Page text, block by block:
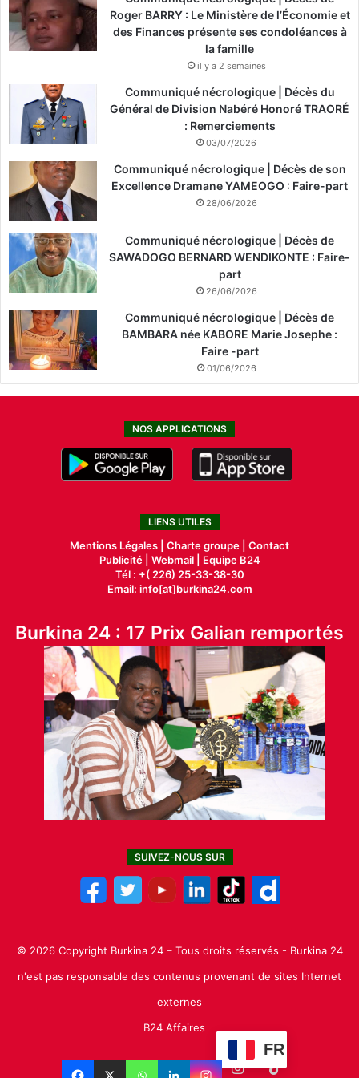
Roger BARRY : Le Ministère de l’Économie et
des Finances présente ses condoléances à
la famille
il y a 2 semaines
Communiqué nécrologique | Décès du
Général de Division Nabéré Honoré TRAORÉ
: Remerciements
03/07/2026
Communiqué nécrologique | Décès de son
Excellence Dramane YAMEOGO : Faire-part
28/06/2026
Communiqué nécrologique | Décès de
SAWADOGO BERNARD WENDIKONTE : Faire-
part
26/06/2026
Communiqué nécrologique | Décès de
BAMBARA née KABORE Marie Josephe :
Faire -part
01/06/2026
NOS APPLICATIONS
LIENS UTILES
Mentions Légales | Charte groupe | Contact
Publicité| Webmail |
Equipe B24
Tél : +( 226) 25-33-38-30
Email: info[at]burkina24.com
Burkina 24 : 17 Prix Galian remportés
SUIVEZ-NOUS SUR
© 2026 Copyright Burkina 24 – Tous droits réservés - Burkina 24
n'est pas responsable des contenus provenant de sites Internet
externes
B24 Affaires
FR
Facebook LinkedinYouTubeInstagram
TikTok